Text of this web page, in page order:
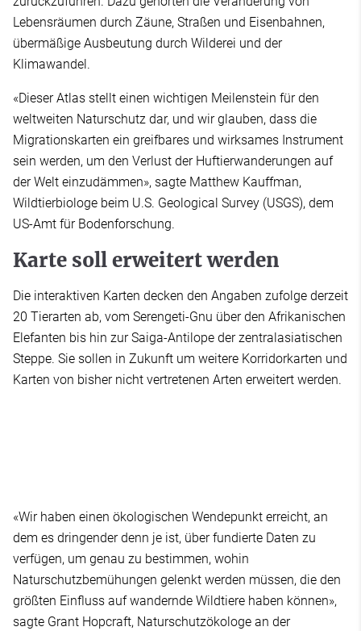
Lebensräumen durch Zäune, Straßen und Eisenbahnen,
übermäßige Ausbeutung durch Wilderei und der
Klimawandel.
«Dieser Atlas stellt einen wichtigen Meilenstein für den
weltweiten Naturschutz dar, und wir glauben, dass die
Migrationskarten ein greifbares und wirksames Instrument
sein werden, um den Verlust der Huftierwanderungen auf
der Welt einzudämmen», sagte Matthew Kauffman,
Wildtierbiologe beim U.S. Geological Survey (USGS), dem
US-Amt für Bodenforschung.
Karte soll erweitert werden
Die interaktiven Karten decken den Angaben zufolge derzeit
20 Tierarten ab, vom Serengeti-Gnu über den Afrikanischen
Elefanten bis hin zur Saiga-Antilope der zentralasiatischen
Steppe. Sie sollen in Zukunft um weitere Korridorkarten und
Karten von bisher nicht vertretenen Arten erweitert werden.
«Wir haben einen ökologischen Wendepunkt erreicht, an
dem es dringender denn je ist, über fundierte Daten zu
verfügen, um genau zu bestimmen, wohin
Naturschutzbemühungen gelenkt werden müssen, die den
größten Einfluss auf wandernde Wildtiere haben können»,
sagte Grant Hopcraft, Naturschutzökologe an der